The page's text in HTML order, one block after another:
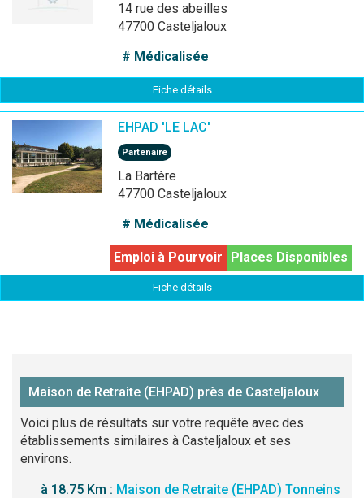
14 rue des abeilles
47700 Casteljaloux
# Médicalisée
Fiche détails
EHPAD 'LE LAC'
Partenaire
La Bartère
47700 Casteljaloux
# Médicalisée
Places Disponibles
Emploi à Pourvoir
Fiche détails
Maison de Retraite (EHPAD) près de Casteljaloux
Voici plus de résultats sur votre requête avec des
établissements similaires à Casteljaloux et ses
environs.
à 18.75 Km : Maison de Retraite (EHPAD) Tonneins